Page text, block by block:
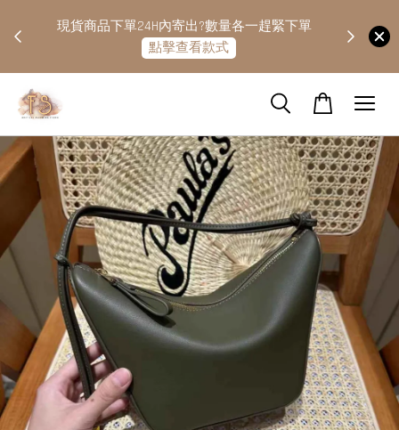
現貨商品下單24H內寄出?數量各一趕緊下單
點擊查看款式